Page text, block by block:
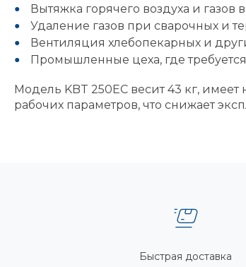
Вытяжка горячего воздуха и
Удаление газов при сварочных и
Вентиляция хлебопекарных и
Промышленные цеха, где
Модель KBT 250EC весит 43 кг,
рабочих параметров, что снижает
Быстрая доставка